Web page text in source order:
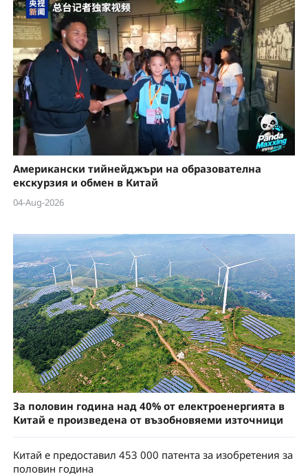
Американски тийнейджъри на образователна
екскурзия и обмен в Китай
04-Aug-2026
За половин година над 40% от електроенергията в
Китай е произведена от възобновяеми източници
Китай е предоставил 453 000 патента за изобретения за
половин година